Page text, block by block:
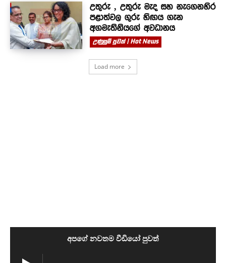
උතුරු , උතුරු මැද සහ නැගෙනහිර
පළාත්වල ගුරු හිඟය ගැන
අගමැතිනියගේ අවධානය
උණුසුම් පුවත් | Hot News
Load more
අපගේ නවතම වීඩියෝ පුවත්